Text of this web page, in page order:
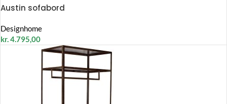
Austin sofabord
Designhome
kr.4.795,00